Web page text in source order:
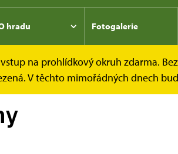
hradu Fotogalerie
na prohlídkový okruh zdarma.
V těchto mimořádných dnech
okruhy